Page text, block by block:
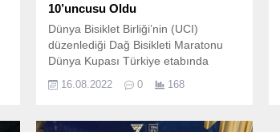
10’uncusu Oldu
Dünya Bisiklet Birliği’nin (UCI)
düzenlediği Dağ Bisikleti Maratonu
Dünya Kupası Türkiye etabında
DOSTUM bisiklet takımı sporcusu
olmayı başardı.
16.08.2022 0 168